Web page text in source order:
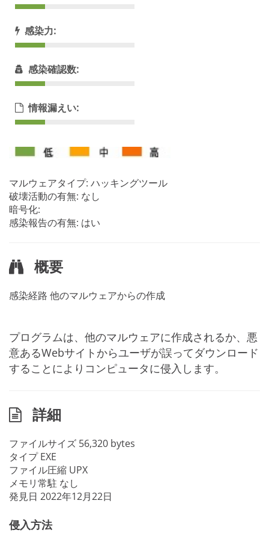
感染力:
感染確認数:
情報漏えい:
マルウェアタイプ: ハッキングツール
破壊活動の有無: なし
暗号化:
感染報告の有無: はい
概要
感染経路 他のマルウェアからの作成
プログラムは、他のマルウェアに作成されるか、悪
意あるWebサイトからユーザが誤ってダウンロード
することによりコンピュータに侵入します。
詳細
ファイルサイズ 56,320 bytes
タイプEXE
ファイル圧縮 UPX
メモリ常駐 なし
発見日 2022年12月22日
侵入方法